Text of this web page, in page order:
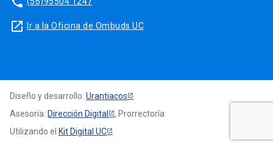
launch Ir a la Oficina de Ombuds UC
Diseño y desarrollo: Urantiacos
Asesoría: Dirección Digital
, Prorrectoría
Utilizando el Kit Digital UC